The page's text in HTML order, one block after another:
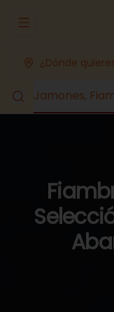
Abrir menu de
¿Dónde
Jamones,